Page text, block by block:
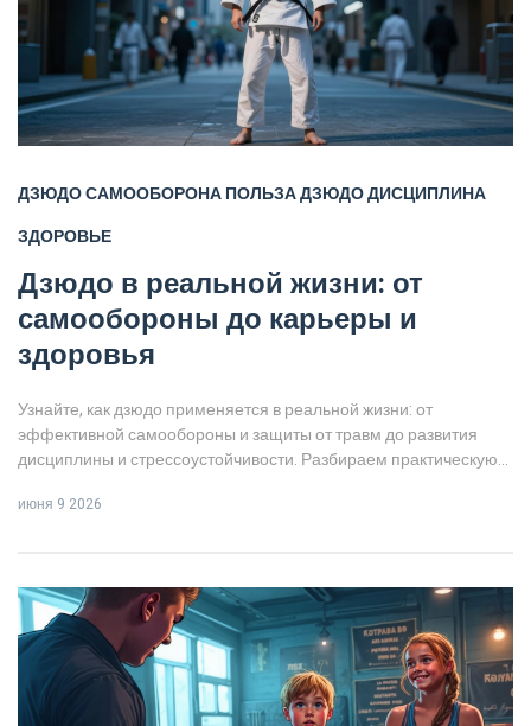
ДЗЮДОСАМООБОРОНАПОЛЬЗА ДЗЮДОДИСЦИПЛИНА
ЗДОРОВЬЕ
Дзюдо в реальной жизни: от
самообороны до карьеры и
здоровья
Узнайте, как дзюдо применяется в реальной жизни: от
эффективной самообороны и защиты от травм до развития
дисциплины и стрессоустойчивости. Разбираем практическую
июня 9 2026